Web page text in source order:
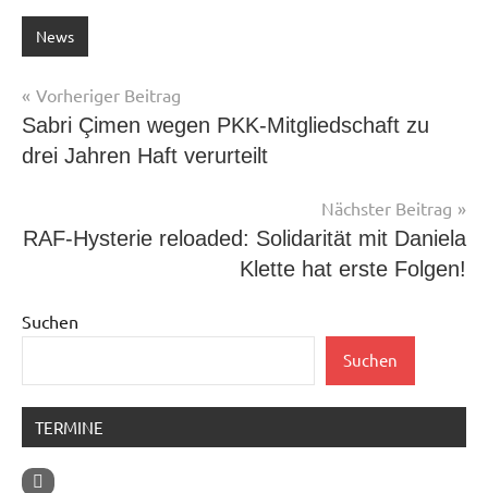
News
Beitragsnavigation
Vorheriger Beitrag
Sabri Çimen wegen PKK-Mitgliedschaft zu
drei Jahren Haft verurteilt
Nächster Beitrag
RAF-Hysterie reloaded: Solidarität mit Daniela
Klette hat erste Folgen!
Suchen
Suchen
TERMINE